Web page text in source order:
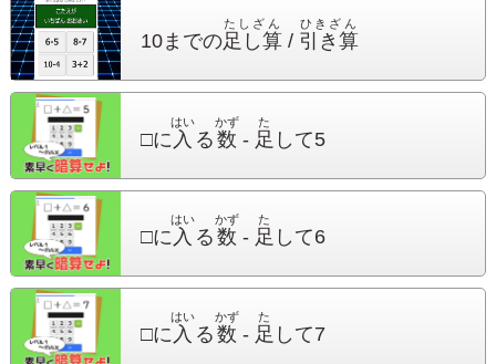
10までの足し算
たしざん
/ 引き算
ひきざん
□に 入
はい
る 数
かず
- 足
た
して5
□に 入
はい
る 数
かず
- 足
た
して6
□に 入
はい
る 数
かず
- 足
た
して7